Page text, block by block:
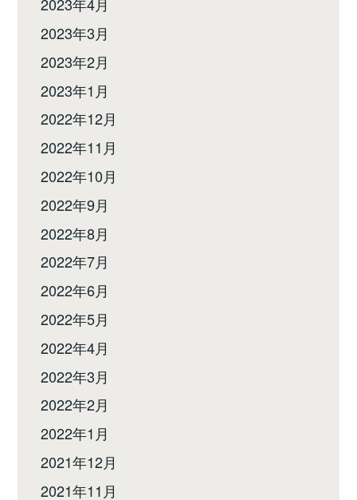
2023年4月
2023年3月
2023年2月
2023年1月
2022年12月
2022年11月
2022年10月
2022年9月
2022年8月
2022年7月
2022年6月
2022年5月
2022年4月
2022年3月
2022年2月
2022年1月
2021年12月
2021年11月